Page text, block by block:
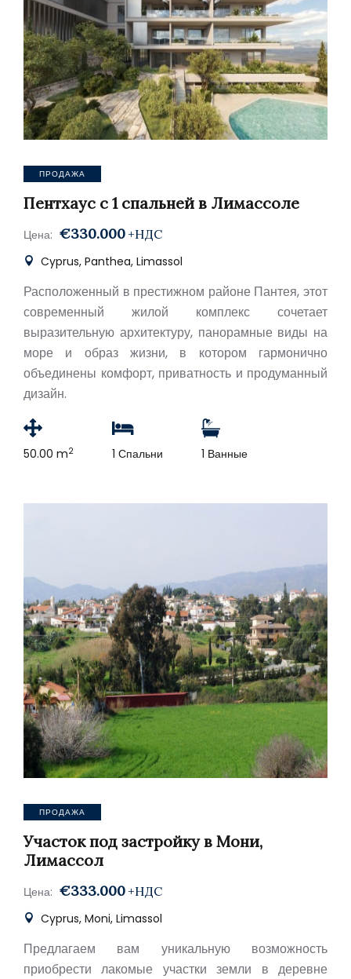
ПРОДАЖА
Пентхаус с 1 спальней в Лимассоле
Цена: €330.000 +НДС
Cyprus, Panthea, Limassol
Расположенный в престижном районе Пантея, этот
современный жилой комплекс сочетает
выразительную архитектуру, панорамные виды на
море и образ жизни, в котором гармонично
объединены комфорт, приватность и продуманный
дизайн.
50.00 m2 1 Спальни 1 Ванные
ПРОДАЖА
Участок под застройку в Мони,
Лимассол
Цена: €333.000 +НДС
Cyprus, Moni, Limassol
Предлагаем вам уникальную возможность
приобрести лакомые участки земли в деревне